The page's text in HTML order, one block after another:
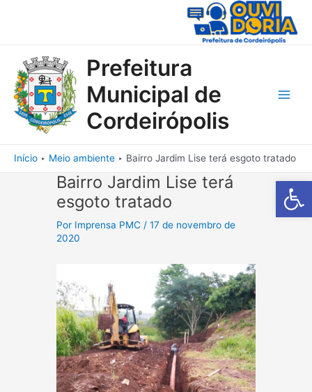
Barra de
Prefeitura
Municipal de
Cordeirópolis
Início Meio ambiente Bairro Jardim Lise terá esgoto tratado
Bairro Jardim Lise terá
esgoto tratado
Por Imprensa PMC /17 de novembro de
2020